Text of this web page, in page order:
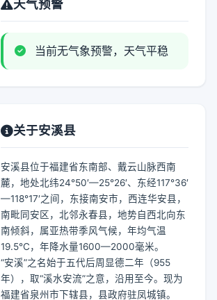
天气预警
当前无气象预警，天气平稳
关于安溪县
安溪县位于福建省东南部、戴云山脉西南
麓，地处北纬24°50′—25°26′、东经117°36′
—118°17′之间，东接南安市，西连华安县，
南毗同安区，北邻永春县，地势自西北向东
南倾斜，属亚热带季风气候，年均气温
19.5℃，年降水量1600—2000毫米。
“安溪”之名始于五代后周显德二年（955
年），取“溪水安流”之意，沿用至今。现为
福建省泉州市下辖县，县政府驻凤城镇。